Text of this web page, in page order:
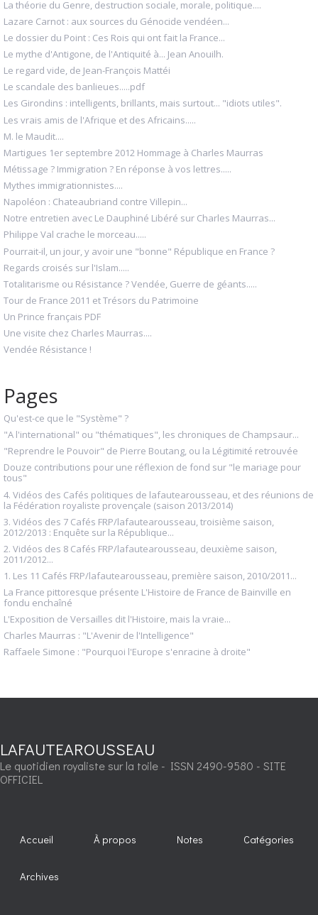
La théorie du Genre, destruction sociale, morale, politique....
Lazare Carnot : aux sources du Génocide vendéen...
Le dossier du Point : Ces Rois qui ont fait la France...
Le mythe d'Antigone, de l'Antiquité à... Jean Anouilh.
Le regard vide, de Jean-François Mattéi
Le scandale des banlieues.....pdf
Les Girondins : intelligents, brillants, mais surtout... "idiots utiles".
Les vrais amis de l'Afrique et des Africains.....
M. le Maudit....
Martigues 1er septembre 2012 Hommage à Charles Maurras
Métissage ? Immigration ? En réponse à vos lettres.....
Mythes immigrationnistes....
Napoléon : Chateaubriand contre Villepin...
Notre entretien avec Le Dauphiné Libéré sur Charles Maurras...
Philippe Val crache le morceau.....
Pourrait-il, un jour, y avoir une "bonne" République en France ?
Regards croisés sur l'Islam.....
Totalitarisme ou Résistance ? Vendée, Guerre de géants.....
Tour de France 2011 et Trésors du Patrimoine
Un Prince français PDF
Une visite chez Charles Maurras....
Vendée Résistance !
Pages
Qu'est-ce que le "Système" ?
"A l'international" ou "thématiques", les chroniques de Champsaur...
"Reprendre le Pouvoir" de Pierre Boutang, ou la Légitimité retrouvée
Douze contributions pour une réflexion de fond sur "le mariage pour
tous"
4. Vidéos des Cafés politiques de lafautearousseau, et des réunions de
la Fédération royaliste provençale (saison 2013/2014)
3. Vidéos des 7 Cafés FRP/lafautearousseau, troisième saison,
2012/2013 : Enquête sur la République...
2. Vidéos des 8 Cafés FRP/lafautearousseau, deuxième saison,
2011/2012...
1. Les 11 Cafés FRP/lafautearousseau, première saison, 2010/2011...
La France pittoresque présente L'Histoire de France de Bainville en
fondu enchaîné
L'Exposition de Versailles dit l'Histoire, mais la vraie...
Charles Maurras : "L'Avenir de l'Intelligence"
Raffaele Simone : "Pourquoi l'Europe s'enracine à droite"
LAFAUTEAROUSSEAU
Le quotidien royaliste sur la toile - ISSN 2490-9580 - SITE
OFFICIEL
Accueil À propos Notes Catégories
Archives